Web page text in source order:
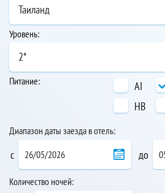
Таиланд
Уровень:
2*
Питание: AI
HB
Диапазон даты заезда в отель:
с до
Количество ночей: